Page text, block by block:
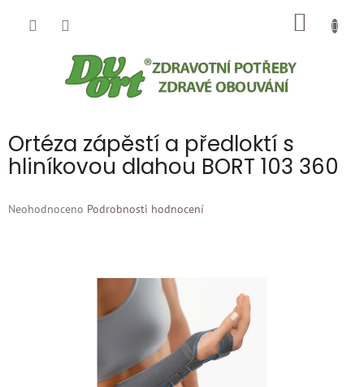
Ortéza zápěstí a předloktí s
hliníkovou dlahou BORT 103 360
Průměrné
Neohodnoceno Podrobnosti hodnocení